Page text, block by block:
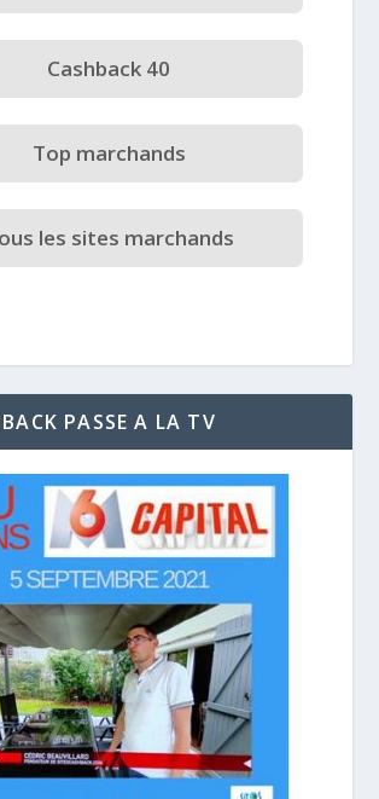
Cashback 40
Top marchands
les sites marchands
PASSE A LA TV